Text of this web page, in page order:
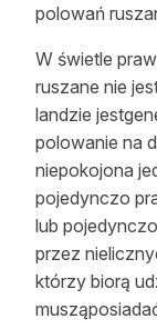
polowań
W świetle
ruszane nie
landzie
polowanie na
niepokojona
pojedynczo
lub
przez
którzy biorą